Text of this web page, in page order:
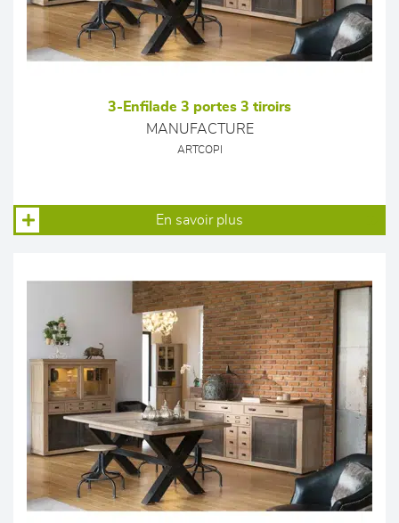
3-Enfilade 3 portes 3 tiroirs
MANUFACTURE
ARTCOPI
En savoir plus